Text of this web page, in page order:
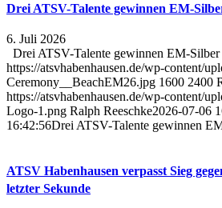
Drei ATSV-Talente gewinnen EM-
6. Juli 2026
Drei ATSV-Talente gewinnen EM-
https://atsvhabenhausen.de/wp-content/
Ceremony__BeachEM26.jpg 1600 2400
https://atsvhabenhausen.de/wp-content/
Logo-1.png Ralph Reeschke2026-07-06
16:42:56Drei ATSV-Talente gewinnen
ATSV Habenhausen verpasst Sieg
letzter Sekunde